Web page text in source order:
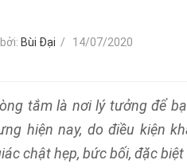
Bùi Đại / 14/07/2020
tắm là nơi lý tưởng để
hiện nay, do điều kiện
chật hẹp, bức bối, đặc